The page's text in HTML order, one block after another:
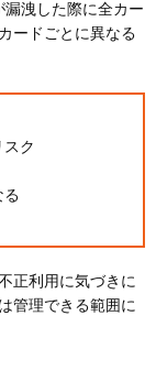
漏洩した際に全カー
ードごとに異なる
ク
る
正利用に気づきに
管理できる範囲に